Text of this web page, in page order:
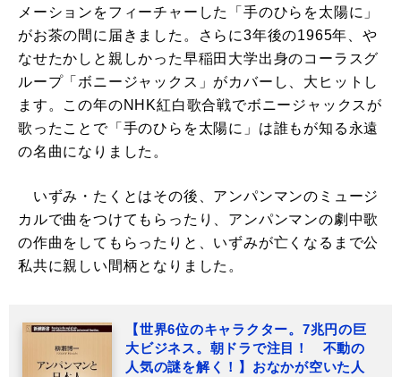
メーションをフィーチャーした「手のひらを太陽に」
がお茶の間に届きました。さらに3年後の1965年、や
なせたかしと親しかった早稲田大学出身のコーラスグ
ループ「ボニージャックス」がカバーし、大ヒットし
ます。この年のNHK紅白歌合戦でボニージャックスが
歌ったことで「手のひらを太陽に」は誰もが知る永遠
の名曲になりました。
いずみ・たくとはその後、アンパンマンのミュージ
カルで曲をつけてもらったり、アンパンマンの劇中歌
の作曲をしてもらったりと、いずみが亡くなるまで公
私共に親しい間柄となりました。
【世界6位のキャラクター。7兆円の巨
大ビジネス。朝ドラで注目！ 不動の
人気の謎を解く！】おなかが空いた人